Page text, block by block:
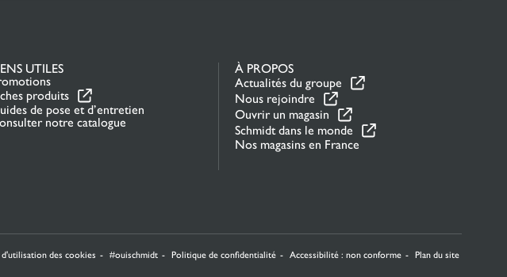
vos préférences pour contrôler la manière dont vos informations sont manipulées.
UTILES
produits
de pose et d’entretien
notre catalogue
À PROPOS
Actualités du groupe
Nous rejoindre
Ouvrir un magasin
Schmidt dans le monde
Nos magasins en France
des cookies #ouischmidt Politique de confidentialité Accessibilité : non conforme Plan du site